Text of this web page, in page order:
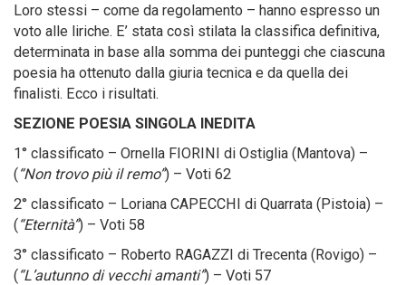
Loro stessi – come da regolamento – hanno espresso un
voto alle liriche. E’ stata così stilata la classifica definitiva,
determinata in base alla somma dei punteggi che ciascuna
poesia ha ottenuto dalla giuria tecnica e da quella dei
finalisti. Ecco i risultati.
SEZIONE POESIA SINGOLA INEDITA
1° classificato – Ornella FIORINI di Ostiglia (Mantova) –
(“Non trovo più il remo”) – Voti 62
2° classificato – Loriana CAPECCHI di Quarrata (Pistoia) –
(“Eternità”) – Voti 58
3° classificato – Roberto RAGAZZI di Trecenta (Rovigo) –
(“L’autunno di vecchi amanti”) – Voti 57